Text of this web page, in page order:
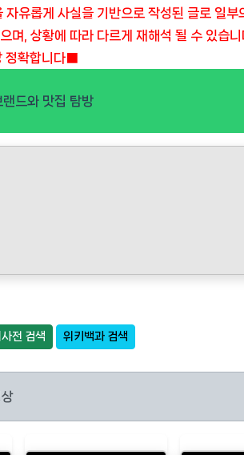
유롭게 사실을 기반으로 작성된 글로 일부
며, 상황에 따라 다르게 재해석 될 수 있습
정확합니다■
드와 맛집 탐방
전 검색 위키백과 검색